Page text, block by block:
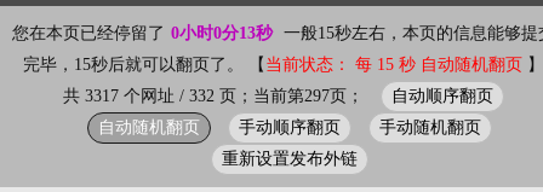
您在本页已经停留了 0小时0分13秒 一般15秒左右，本页的信息能够提
完毕，15秒后就可以翻页了。 【 当前状态： 每 15 秒 自动随机翻页 】
共 3317 个网址 / 332 页；当前第297页；
自动顺序翻页
自动随机翻页
手动顺序翻页
手动随机翻页
重新设置发布外链